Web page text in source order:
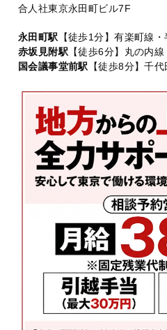
合人社東京永田町ビル7F
永田町駅 【徒歩1分】有楽町線
赤坂見附駅 【徒歩6分】丸の内
国会議事堂前駅
【徒歩8分】千代